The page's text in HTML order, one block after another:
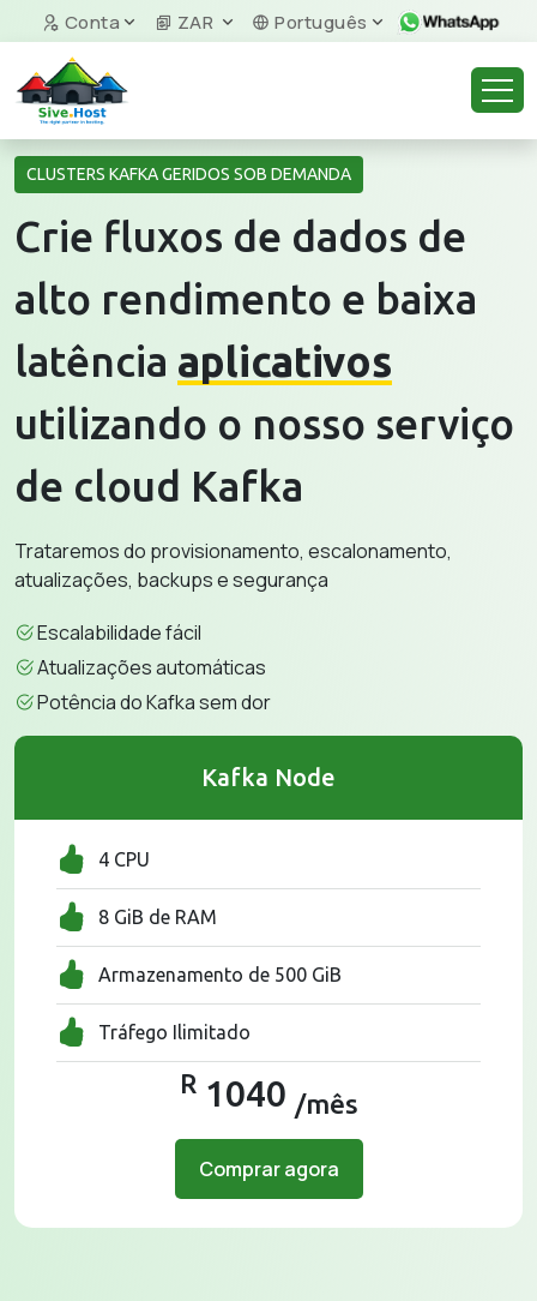
Conta ZAR Português
CLUSTERS KAFKA GERIDOS SOB DEMANDA
Crie fluxos de dados de
alto rendimento e baixa
latência aplicativos
utilizando o nosso serviço
de cloud Kafka
Trataremos do provisionamento, escalonamento,
atualizações, backups e segurança
Escalabilidade fácil
Atualizações automáticas
Potência do Kafka sem dor
Kafka Node
4 CPU
8 GiB de RAM
Armazenamento de 500 GiB
Tráfego Ilimitado
R1040 /mês
Comprar agora